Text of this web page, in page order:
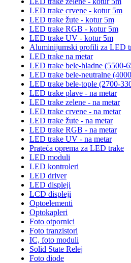
LED trake crvene - kotur 5m
LED trake žute - kotur 5m
LED trake RGB - kotur 5m
LED trake UV - kotur 5m
Aluminijumski profili za LED
LED trake na metar
LED trake bele-hladne (5500-
LED trake bele-neutralne
LED trake bele-tople (2700-
LED trake plave - na metar
LED trake zelene - na metar
LED trake crvene - na metar
LED trake žute - na metar
LED trake RGB - na metar
LED trake UV - na metar
Prateća oprema za LED trake
LED moduli
LED kontroleri
LED driver
LED displeji
LCD displeji
Optoelementi
Optokapleri
Foto otpornici
Foto tranzistori
IC, foto moduli
Solid State Relej
Foto diode